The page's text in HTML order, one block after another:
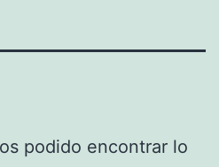
podido encontrar lo